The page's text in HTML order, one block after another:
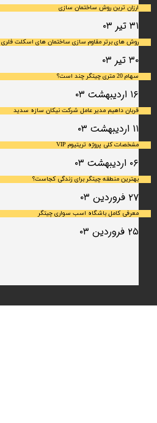
ارزان ترین روش ساختمان سازی
۳۱ تیر ۰۳
روش های برتر مقاوم سازی ساختمان های اسکلت فلری
۳۰ تیر ۰۳
سهام 20 متری چیتگر چند است؟
۱۶ اردیبهشت ۰۳
قربان داهیم مدیر عامل شرکت نیکان سازه سدید
۱۱ اردیبهشت ۰۳
مشخصات کلی پروژه تریتیوم VIP
۰۶ اردیبهشت ۰۳
بهترین منطقه چیتگر برای زندگی کجاست؟
۲۷ فروردین ۰۳
معرفی کامل باشگاه اسب سواری چیتگر
۲۵ فروردین ۰۳